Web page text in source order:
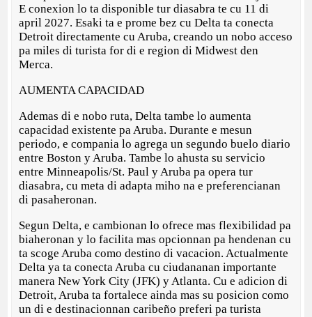
E conexion lo ta disponible tur diasabra te cu 11 di
april 2027. Esaki ta e prome bez cu Delta ta conecta
Detroit directamente cu Aruba, creando un nobo acceso
pa miles di turista for di e region di Midwest den
Merca.
AUMENTA CAPACIDAD
Ademas di e nobo ruta, Delta tambe lo aumenta
capacidad existente pa Aruba. Durante e mesun
periodo, e compania lo agrega un segundo buelo diario
entre Boston y Aruba. Tambe lo ahusta su servicio
entre Minneapolis/St. Paul y Aruba pa opera tur
diasabra, cu meta di adapta miho na e preferencianan
di pasaheronan.
Segun Delta, e cambionan lo ofrece mas flexibilidad pa
biaheronan y lo facilita mas opcionnan pa hendenan cu
ta scoge Aruba como destino di vacacion. Actualmente
Delta ya ta conecta Aruba cu ciudananan importante
manera New York City (JFK) y Atlanta. Cu e adicion di
Detroit, Aruba ta fortalece ainda mas su posicion como
un di e destinacionnan caribeño preferi pa turista